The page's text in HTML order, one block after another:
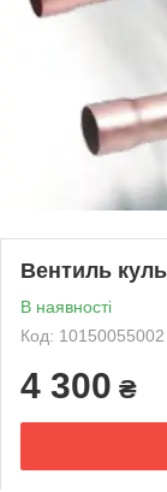
Вентиль
В наявності
Код: 10150055002
4 300 ₴